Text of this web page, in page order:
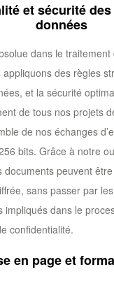
et sécurité
données
dans le
des règles
et la sécurité
de tous nos projets
de nos échanges
bits. Grâce à notre
documents peuvent
sans passer par
impliqués dans le
confidentialité.
en page et